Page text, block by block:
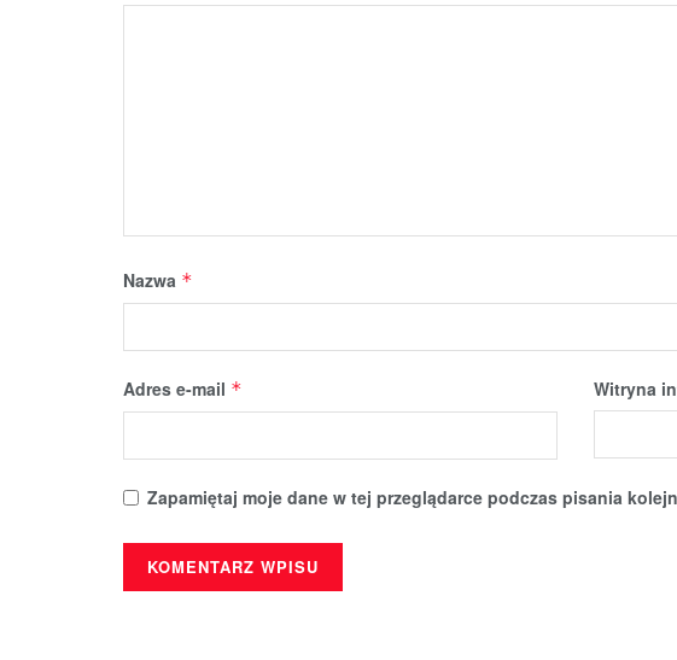
Nazwa *
Adres e-mail * Witryna
Zapamiętaj moje dane w tej przeglądarce podczas pisania